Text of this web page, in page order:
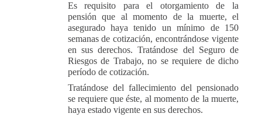
Es requisito para el otorgamiento de la
pensión que al momento de la muerte, el
asegurado haya tenido un mínimo de 150
semanas de cotización, encontrándose vigente
en sus derechos. Tratándose del Seguro de
Riesgos de Trabajo, no se requiere de dicho
período de cotización.
Tratándose del fallecimiento del pensionado
se requiere que éste, al momento de la muerte,
haya estado vigente en sus derechos.